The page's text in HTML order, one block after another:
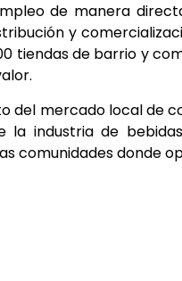
de manera
y
tiendas de barrio y
del mercado local de
la industria de
comunidades donde